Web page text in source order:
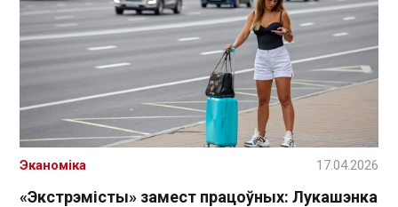
«Экстрэмісты» замест працоўных: Лукашэнка
Эканоміка 17.04.2026